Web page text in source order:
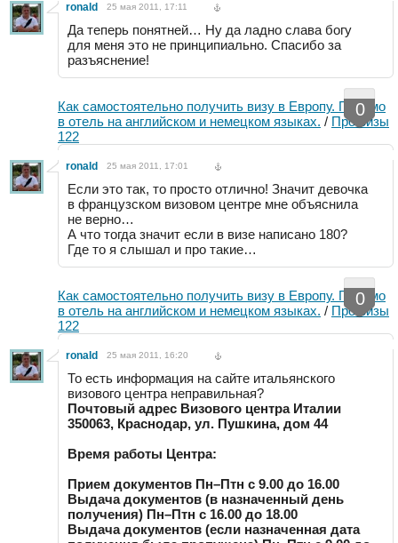
ronald 25 мая 2011, 17:11
Да теперь понятней… Ну да ладно слава богу
для меня это не принципиально. Спасибо за
разъяснение!
Как самостоятельно получить визу в Европу. Письмо
в отель на английском и немецком языках. / Про визы
122
0
ronald 25 мая 2011, 17:01
Если это так, то просто отлично! Значит девочка
в французском визовом центре мне объяснила
не верно…
А что тогда значит если в визе написано 180?
Где то я слышал и про такие…
Как самостоятельно получить визу в Европу. Письмо
в отель на английском и немецком языках. / Про визы
122
0
ronald 25 мая 2011, 16:20
То есть информация на сайте итальянского
визового центра неправильная?
Почтовый адрес Визового центра Италии
350063, Краснодар, ул. Пушкина, дом 44
Время работы Центра:
Прием документов Пн–Птн с 9.00 до 16.00
Выдача документов (в назначенный день
получения) Пн–Птн с 16.00 до 18.00
Выдача документов (если назначенная дата